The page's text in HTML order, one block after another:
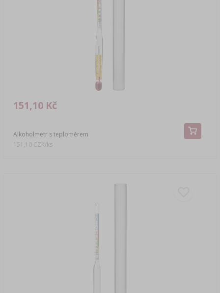
Alkoholmetr s teploměrem
151,10 Kč
151,10 CZK/ks